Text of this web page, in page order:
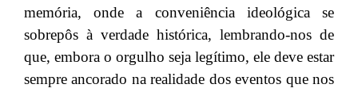
memória, onde a conveniência ideológica se
sobrepôs à verdade histórica, lembrando-nos de
que, embora o orgulho seja legítimo, ele deve estar
sempre ancorado na realidade dos eventos que nos